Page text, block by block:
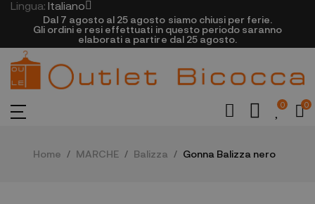
Lingua: Italiano
Dal 7 agosto al 25 agosto siamo chiusi per ferie.
Gli ordini e resi effettuati in questo periodo saranno
elaborati a partire dal 25 agosto.
0 0
Home MARCHE Balizza Gonna Balizza nero